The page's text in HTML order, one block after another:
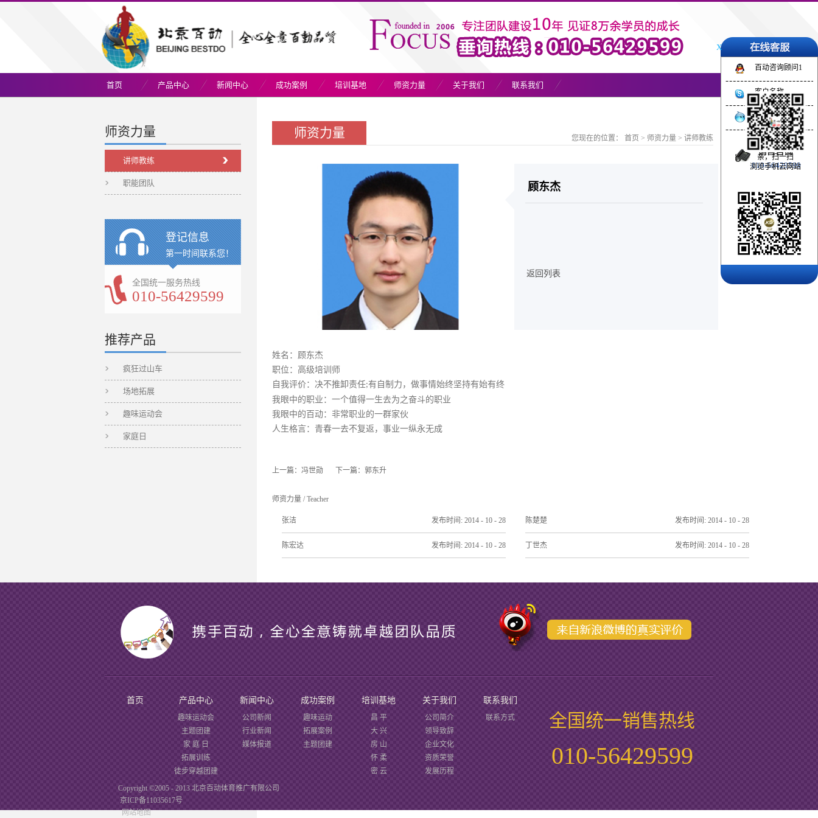
首页 产品中心 新闻中心 成功案例 培训基地 师资力量 关于我们 联系我们
师资力量
讲师教练
职能团队
登记信息
第一时间联系您！
全国统一服务热线
010-56429599
推荐产品
疯狂过山车
场地拓展
趣味运动会
家庭日
师资力量 您现在的位置： 首页 > 师资力量 > 讲师教练
返回列表
顾东杰
姓名 ： 顾东杰
职位： 高级培训师
自我评价：决不推卸责任;有自制力，做事情始终坚持有始有终
我眼中的职业： 一个值得一生去为之奋斗的职业
我眼中的百动： 非常职业的一群家伙
人生格言： 青春一去不复返，事业一纵永无成
上一篇： 冯世勋 下一篇： 郭东升
师资力量 / Teacher
张洁 发布时间: 2014 - 10 - 28 陈楚楚 发布时间: 2014 - 10 - 28
陈宏达 发布时间: 2014 - 10 - 28 丁世杰 发布时间: 2014 - 10 - 28
全国统一销售热线
010-56429599
首页 产品中心
趣味运动会
主题团建
家 庭 日
拓展训练
徒步穿越团建
新闻中心
公司新闻
行业新闻
媒体报道
成功案例
趣味运动
拓展案例
主题团建
培训基地
昌 平
大 兴
房 山
怀 柔
密 云
关于我们
公司简介
领导致辞
企业文化
资质荣誉
发展历程
联系我们
联系方式
Copyright ©2005 - 2013 北京百动体育推广有限公司
京ICP备11035617号
网站地图
X
百动咨询顾问1
客户名称
旺旺客服名称
010-56429599
亲，扫一扫
浏览手机云网站